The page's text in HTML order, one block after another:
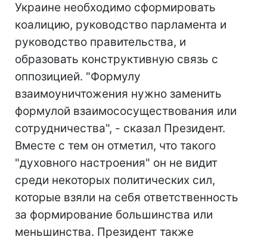
Украине необходимо сформировать
коалицию, руководство парламента и
руководство правительства, и
образовать конструктивную связь с
оппозицией. "Формулу
взаимоуничтожения нужно заменить
формулой взаимососуществования или
сотрудничества", - сказал Президент.
Вместе с тем он отметил, что такого
"духовного настроения" он не видит
среди некоторых политических сил,
которые взяли на себя ответственность
за формирование большинства или
меньшинства. Президент также